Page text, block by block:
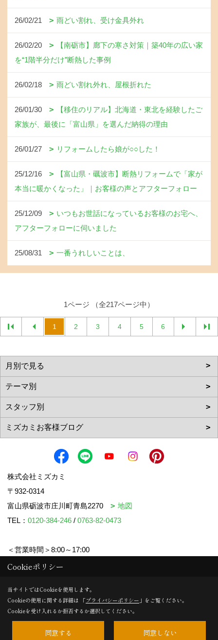
26/02/21 雨どい割れ、受け金具外れ
26/02/20
【南砺市】廊下の寒さ対策｜築40年の広い家
を“1階半分だけ”断熱した事例
26/02/18 雨どい割れ外れ、屋根折れた
26/01/30
【移住のリアル】北海道・東北を経験したご
家族が、最後に「富山県」を選んだ納得の理由
26/01/27 リフォームしたら娘が○○した！
25/12/16
【富山県・礪波市】断熱リフォームで「家が
本当に暖かくなった」｜お客様の声とアフターフォロー
25/12/09
いつもお世話になっているお客様のお宅へ、
アフターフォローに伺いました
25/08/31 一番うれしいことは、
1ページ （全217ページ中）
1 2 3 4 5 6
株式会社ミズカミ
〒932-0314
富山県砺波市庄川町青島2270
地図
TEL： 0120-384-246 / 0763-82-0473
＜営業時間＞8:00～17:00
＜定休日＞水曜日・祝日
Copyright (c) mizukami. All Rights Reserved.
Cookieポリシー
当サイトではCookieを使用します。
Cookieの使用に関する詳細は 「プライバシーポリシー 」をご覧ください。
Cookieを受け入れるか拒否するか選択してください。
同意する 同意しない